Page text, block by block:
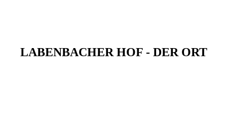
LABENBACHER HOF - DER ORT